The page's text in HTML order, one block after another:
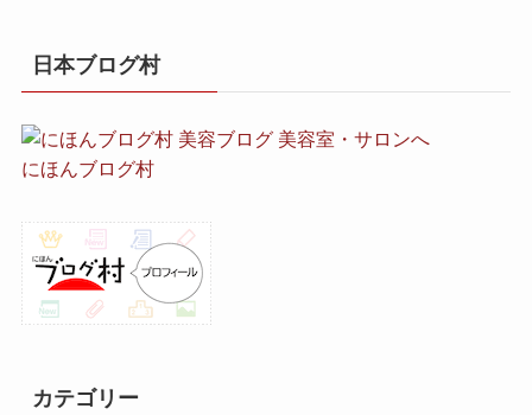
日本ブログ村
にほんブログ村
カテゴリー